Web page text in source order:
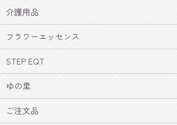
介護用品
フラワーエッセンス
STEP EQT
ゆの里
ご注文品